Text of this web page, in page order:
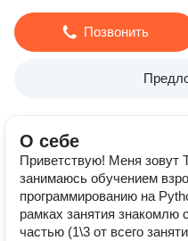
Позвонить
О себе
Приветствую! Меня зовут
занимаюсь обучением
программированию на
рамках занятия знакомлю
частью (1\3 от всего